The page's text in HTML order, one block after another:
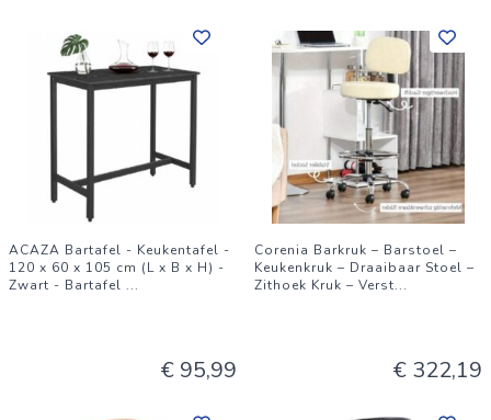
ACAZA Bartafel - Keukentafel -
120 x 60 x 105 cm (L x B x H) -
Zwart - Bartafel ...
€ 95,99
Corenia Barkruk – Barstoel –
Keukenkruk – Draaibaar Stoel –
Zithoek Kruk – Verst...
€ 322,19